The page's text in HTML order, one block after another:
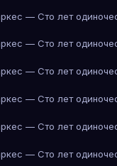
— Сто лет
— Сто лет
— Сто лет
— Сто лет
— Сто лет
— Сто лет